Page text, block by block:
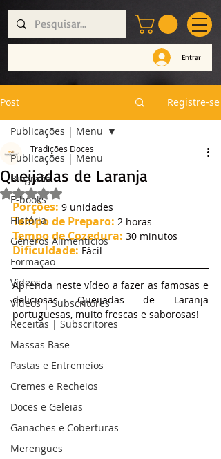
Entrar
Post Registre-se
Publicações | Menu
Biografia
E-books
História
Géneros Alimentícios
Formação
Vídeos
Vídeos | Subscritores
Receitas | Subscritores
Massas Base
Pastas e Entremeios
Cremes e Recheios
Doces e Geleias
Ganaches e Coberturas
Merengues
Publicações | Menu
Queijadas de Laranja
Tradições Doces
Avaliado com NaN de 5 estrelas.
Porções: 9 unidades
Tempo de Preparo: 2 horas
Tempo de Cozedura: 30 minutos
Dificuldade: Fácil
Aprenda neste vídeo a fazer as famosas e
deliciosas Queijadas de Laranja
portuguesas, muito frescas e saborosas!